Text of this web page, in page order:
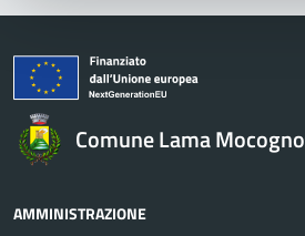
Comune Lama Mocogno
AMMINISTRAZIONE